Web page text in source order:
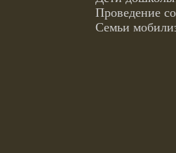
Проведение
Семьи